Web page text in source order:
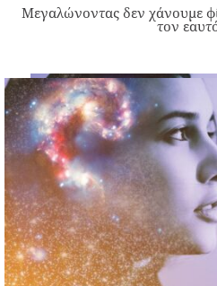
Μεγαλώνοντας δεν χάνουμε
τον